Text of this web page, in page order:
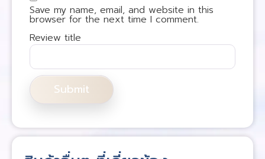
Save my name, email, and website in this
browser for the next time I comment.
Review title